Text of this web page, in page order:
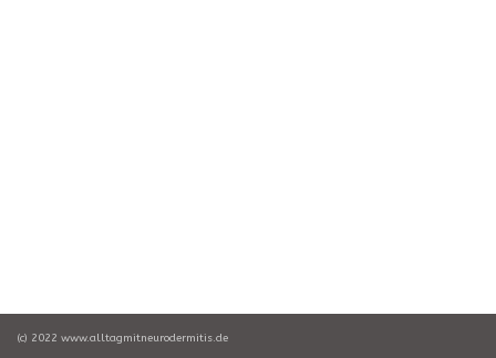
(c) 2022 www.alltagmitneurodermitis.de